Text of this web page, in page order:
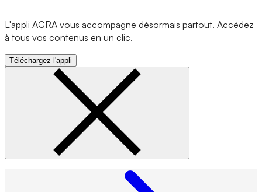
L'appli AGRA vous accompagne désormais partout. Accédez
à tous vos contenus en un clic.
Téléchargez l'appli